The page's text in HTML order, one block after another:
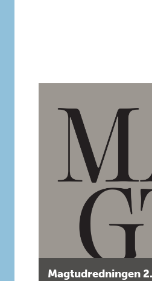
Magtudredningen